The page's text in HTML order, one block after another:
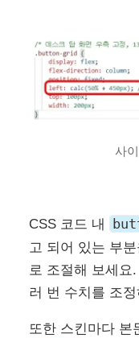
사
CSS 코드 내
고 되어 있는 부분
로 조절해 보세요
러 번 수치를 조
또한 스킨마다 본